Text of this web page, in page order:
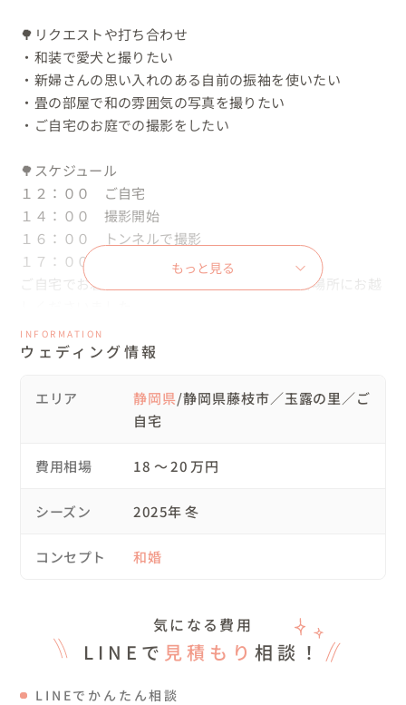
🌳リクエストや打ち合わせ
・和装で愛犬と撮りたい
・新婦さんの思い入れのある自前の振袖を使いたい
・畳の部屋で和の雰囲気の写真を撮りたい
・ご自宅のお庭での撮影をしたい
🌳スケジュール
１２：００　ご自宅
１４：００　撮影開始
１６：００　トンネルで撮影
１７：００　ご自宅お庭で撮影
ご自宅でお着替えやヘアメイクを済ませて集合場所にお越
🌳当日のご様子
ラスわんちゃんと笑顔溢れる写真を撮ることができました
お二人とも和装が凄くお似合いで、畳の部屋では凛とした
な表情を撮影することができてすごく楽しかったです✨
雰囲気の中、満足のいく一枚になったかと思います😊
和装は今回の撮影のために購入いたしました👘
その他小物についても貸し出ししております。
もっと見る
INFORMATION
ウェディング情報
エリア 静岡県/静岡県藤枝市／玉露の里／ご
自宅
費用相場 18 〜 20 万円
シーズン 2025年 冬
コンセプト 和婚
気になる費用
LINEで 見積もり 相談！
LINEでかんたん相談